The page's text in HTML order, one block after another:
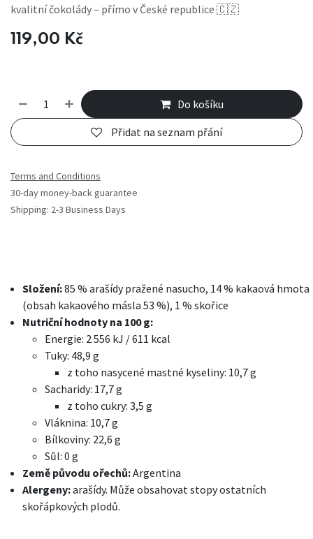
kvalitní čokolády – přímo v České republice 🇨🇿
119,00 Kč
Do košíku
Přidat na seznam přání
Terms and Conditions
30-day money-back guarantee
Shipping: 2-3 Business Days
Složení:85 % arašídy pražené nasucho, 14 % kakaová hmota
(obsah kakaového másla 53 %), 1 % skořice
Nutriční hodnoty na 100 g:
Energie: 2 556 kJ / 611 kcal
Tuky: 48,9 g
z toho nasycené mastné kyseliny: 10,7 g
Sacharidy: 17,7 g
z toho cukry: 3,5 g
Vláknina: 10,7 g
Bílkoviny: 22,6 g
Sůl: 0 g
Země původu ořechů:Argentina
Alergeny:arašídy. Může obsahovat stopy ostatních
skořápkových plodů.